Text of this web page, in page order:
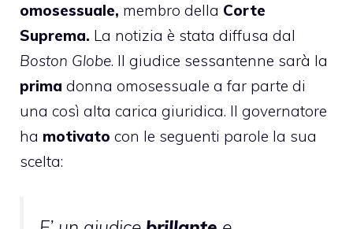
omosessuale, membro della Corte
Suprema. La notizia è stata diffusa dal
Boston Globe. Il giudice sessantenne sarà la
prima donna omosessuale a far parte di
una così alta carica giuridica. Il governatore
ha motivato con le seguenti parole la sua
scelta: